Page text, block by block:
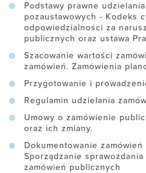
Podstawy prawne
pozaustawowych - Kodeks
odpowiedzialności za
publicznych oraz ustawa
Szacowanie wartości
zamówień. Zamówienia
Przygotowanie i
Regulamin udzielania
Umowy o zamówienie
oraz ich zmiany.
Dokumentowanie
Sporządzanie
zamówień publicznych